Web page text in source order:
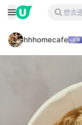
hhhomecafe